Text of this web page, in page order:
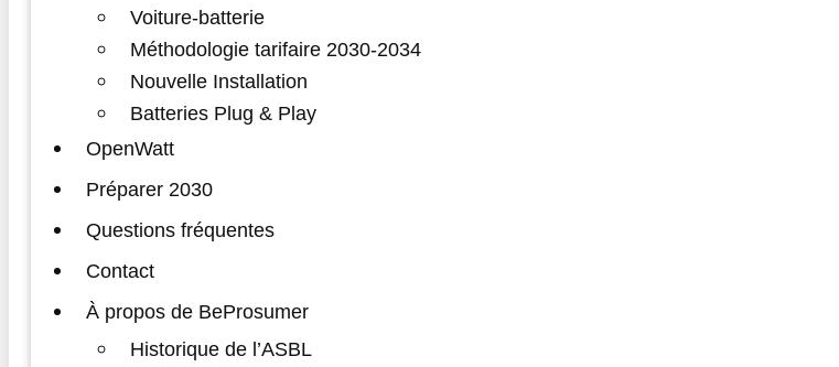
Voiture-batterie
Méthodologie tarifaire 2030-2034
Nouvelle Installation
Batteries Plug & Play
OpenWatt
Préparer 2030
Questions fréquentes
Contact
À propos de BeProsumer
Historique de l’ASBL